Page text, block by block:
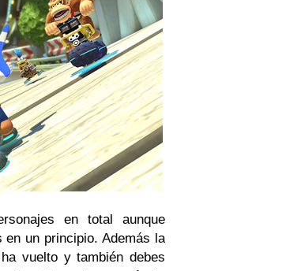
en total aunque
en un principio. Además la
vuelto y también debes